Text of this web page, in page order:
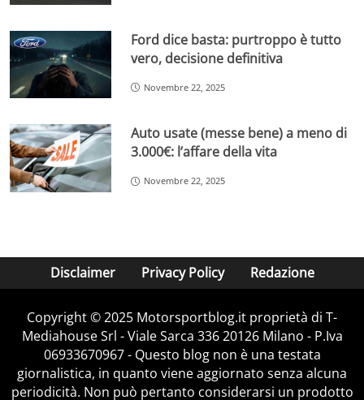
Ford dice basta: purtroppo è tutto
vero, decisione definitiva
Novembre 22, 2025
Auto usate (messe bene) a meno di
3.000€: l’affare della vita
Novembre 22, 2025
Disclaimer Privacy Policy Redazione
Copyright © 2025 Motorsportblog.it proprietà di T-
Mediahouse Srl - Viale Sarca 336 20126 Milano - P.Iva
06933670967 - Questo blog non è una testata
giornalistica, in quanto viene aggiornato senza alcuna
periodicità. Non può pertanto considerarsi un prodotto